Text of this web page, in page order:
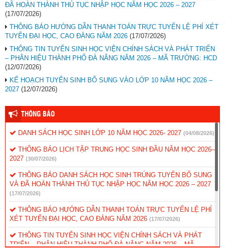
ĐÃ HOÀN THÀNH THỦ TỤC NHẬP HỌC NĂM HỌC 2026 – 2027
(17/07/2026)
THÔNG BÁO HƯỚNG DẪN THANH TOÁN TRỰC TUYẾN LỆ PHÍ XÉT
TUYỂN ĐẠI HỌC, CAO ĐẲNG NĂM 2026 (17/07/2026)
THÔNG TIN TUYỂN SINH HỌC VIỆN CHÍNH SÁCH VÀ PHÁT TRIỂN
– PHÂN HIỆU THÀNH PHỐ ĐÀ NẴNG NĂM 2026 – MÃ TRƯỜNG: HCD
(12/07/2026)
KẾ HOẠCH TUYỂN SINH BỔ SUNG VÀO LỚP 10 NĂM HỌC 2026 –
2027 (12/07/2026)
THÔNG BÁO
DANH SÁCH HỌC SINH LỚP 10 NĂM HỌC 2026- 2027 (04/08/2026)
THÔNG BÁO LỊCH TẬP TRUNG HỌC SINH ĐẦU NĂM HỌC 2026–
2027 (30/07/2026)
THÔNG BÁO DANH SÁCH HỌC SINH TRÚNG TUYỂN BỔ SUNG
VÀ ĐÃ HOÀN THÀNH THỦ TỤC NHẬP HỌC NĂM HỌC 2026 – 2027
(17/07/2026)
THÔNG BÁO HƯỚNG DẪN THANH TOÁN TRỰC TUYẾN LỆ PHÍ
XÉT TUYỂN ĐẠI HỌC, CAO ĐẲNG NĂM 2026 (17/07/2026)
THÔNG TIN TUYỂN SINH HỌC VIỆN CHÍNH SÁCH VÀ PHÁT
TRIỂN – PHÂN HIỆU THÀNH PHỐ ĐÀ NẴNG NĂM 2026 – MÃ